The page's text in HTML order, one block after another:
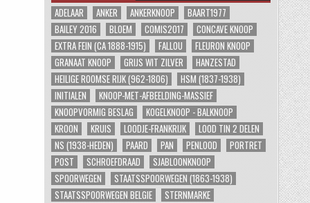
ADELAAR ANKER ANKERKNOOP
BAART1977
BAILEY 2016
BLOEM COMIS2017
CONCAVE KNOOP
EXTRA FEIN (CA 1888-1915)
FALLOU
FLEURON KNOOP
GRANAAT KNOOP
GRIJS WIT ZILVER
HANZESTAD
HEILIGE ROOMSE RIJK (962-1806)
HSM (1837-1938)
INITIALEN
KNOOP-MET-AFBEELDING-MASSIEF
KNOOPVORMIG BESLAG
KOGELKNOOP - BALKNOOP
KROON
KRUIS LOODJE-FRANKRIJK
LOOD TIN 2 DELEN
NS (1938-HEDEN)
PAARD PAN PENLOOD
PORTRET
POST
SCHROEFDRAAD
SJABLOONKNOOP
SPOORWEGEN
STAATSSPOORWEGEN (1863-1938)
STAATSSPOORWEGEN BELGIE
STERNMARKE